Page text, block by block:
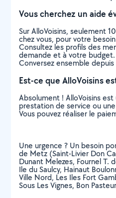
Vous cherchez un aide
Sur AlloVoisins, seulement
chez vous, pour votre
Consultez les profils des
demande et à votre budget.
Conversez ensemble
Est-ce que AlloVoisins
Absolument ! AlloVoisins
prestation de service ou
Vous pouvez réaliser le
Une urgence ? Un besoin
de Metz (Saint-Livier Don
Dunant Melezes, Fournel T.
Ile du Saulcy, Hainaut
Ville Nord, Les Iles Fort
Sous Les Vignes, Bon